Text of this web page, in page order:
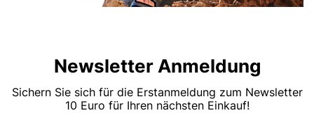
Newsletter Anmeldung
Sichern Sie sich für die Erstanmeldung zum Newsletter
10 Euro für Ihren nächsten Einkauf!